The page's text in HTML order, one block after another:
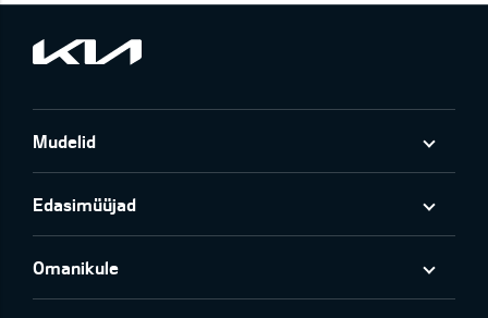
Mudelid
Edasimüüjad
Omanikule